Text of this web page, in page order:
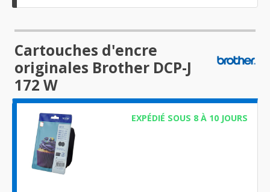
Cartouches d'encre
originales Brother DCP-J
172 W
EXPÉDIÉ SOUS 8 À 10 JOURS